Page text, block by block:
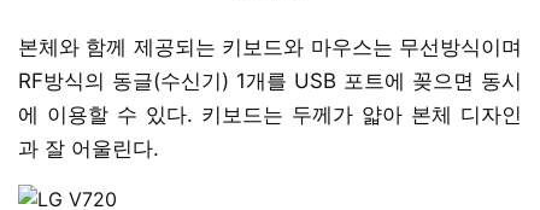
본체와 함께 제공되는 키보드와 마우스는 무선방식이며
RF방식의 동글(수신기) 1개를 USB 포트에 꽂으면 동시
에 이용할 수 있다. 키보드는 두께가 얇아 본체 디자인
과 잘 어울린다.